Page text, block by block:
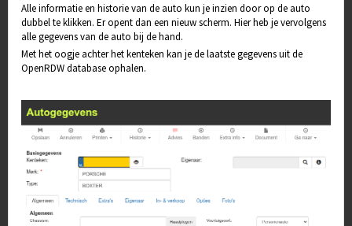
Alle informatie en historie van de auto kun je inzien door op de auto
dubbel te klikken. Er opent dan een nieuw scherm. Hier heb je vervolgens
alle gegevens van de auto bij de hand.
Met het oogje achter het kenteken kan je de laatste gegevens uit de
OpenRDW database ophalen.